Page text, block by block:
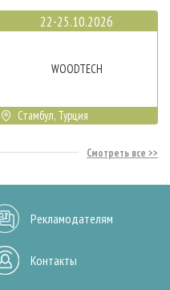
22-25.10.2026
WOODTECH
Стамбул, Турция
Смотреть все
Рекламодателям
Контакты